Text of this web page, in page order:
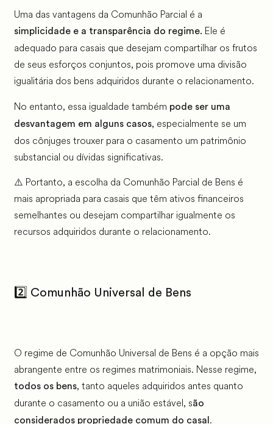
Uma das vantagens da Comunhão Parcial é a
simplicidade e a transparência do regime. Ele é
adequado para casais que desejam compartilhar os frutos
de seus esforços conjuntos, pois promove uma divisão
igualitária dos bens adquiridos durante o relacionamento.
No entanto, essa igualdade também pode ser uma
desvantagem em alguns casos, especialmente se um
dos cônjuges trouxer para o casamento um patrimônio
substancial ou dívidas significativas.
⚠️ Portanto, a escolha da Comunhão Parcial de Bens é
mais apropriada para casais que têm ativos financeiros
semelhantes ou desejam compartilhar igualmente os
recursos adquiridos durante o relacionamento.
2️⃣ Comunhão Universal de Bens
O regime de Comunhão Universal de Bens é a opção mais
abrangente entre os regimes matrimoniais. Nesse regime,
todos os bens, tanto aqueles adquiridos antes quanto
durante o casamento ou a união estável, são
considerados propriedade comum do casal .